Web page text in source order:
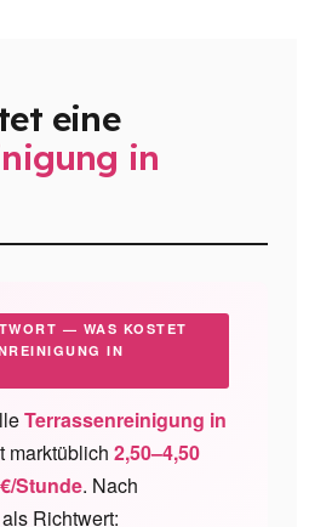
eine
in
— WAS KOSTET
IN
Terrassenreinigung in
marktüblich 2,50–4,50
Stunde. Nach
Richtwert: